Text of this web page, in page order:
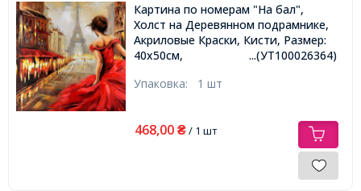
Картина по номерам "На бал",
Холст на Деревянном подрамнике,
Акриловые Краски, Кисти, Размер:
40х50см,
...(УТ100026364)
Упаковка: 1 шт
468,00 ₴/ 1 шт